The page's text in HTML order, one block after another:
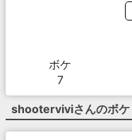
ボケ
7
shooterviviさんのボケ